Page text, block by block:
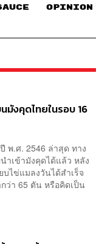
OPINION
มังคุดไทยในรอบ 16
พ.ศ. 2546 ล่าสุด ทาง
ำเข้ามังคุดได้แล้ว หลัง
ไข่แมลงวันได้สำเร็จ
ว่า 65 ตัน หรือคิดเป็น